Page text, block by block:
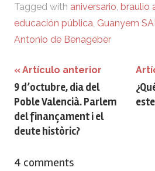
Tagged with aniversario, braulio
educación pública, Guanyem
Antonio de Benagéber
Navegación
de
entradas
Artículo anterior
9 d’octubre, dia del
Poble Valencià. Parlem
del finançament i el
deute històric?
4 comments